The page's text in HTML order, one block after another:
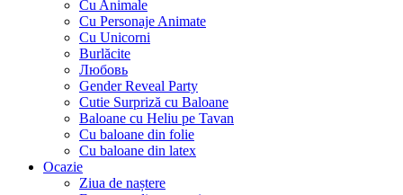
Cu Animale
Cu Personaje Animate
Cu Unicorni
Burlăcite
Любовь
Gender Reveal Party
Cutie Surpriză cu Baloane
Baloane cu Heliu pe Tavan
Cu baloane din folie
Cu baloane din latex
Ocazie
Ziua de naștere